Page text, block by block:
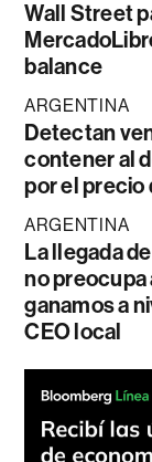
Wall Street
balance
ARGENTINA
Detectan
contener al
por el precio
ARGENTINA
La llegada
no preocupa
ganamos a
CEO local